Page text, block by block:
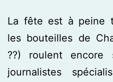
La fête est à peine
les bouteilles de
??) roulent encore
journalistes